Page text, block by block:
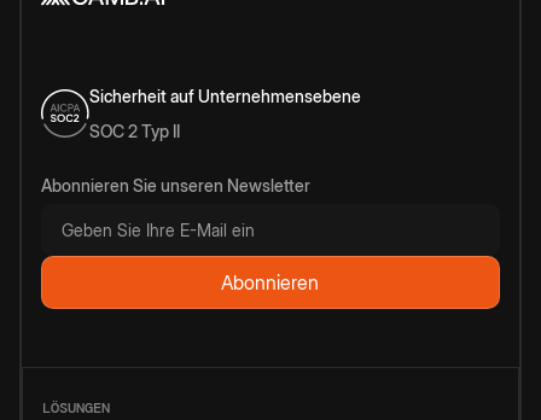
Sicherheit auf Unternehmensebene
SOC 2 Typ II
Abonnieren Sie unseren Newsletter
LÖSUNGEN